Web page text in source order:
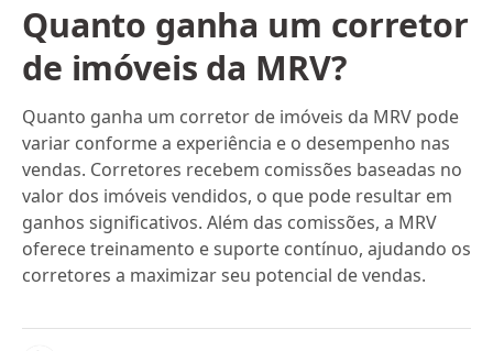
Quanto ganha um corretor
de imóveis da MRV?
Quanto ganha um corretor de imóveis da MRV pode
variar conforme a experiência e o desempenho nas
vendas. Corretores recebem comissões baseadas no
valor dos imóveis vendidos, o que pode resultar em
ganhos significativos. Além das comissões, a MRV
oferece treinamento e suporte contínuo, ajudando os
corretores a maximizar seu potencial de vendas.